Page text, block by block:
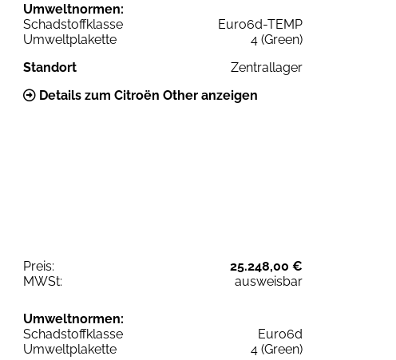
Umweltnormen:
Schadstoffklasse
Euro6d-TEMP
Umweltplakette
4 (Green)
Standort
Zentrallager
Details zum Citroën Other anzeigen
Preis:
25.248,00 €
MWSt:
ausweisbar
Umweltnormen:
Schadstoffklasse
Euro6d
Umweltplakette
4 (Green)